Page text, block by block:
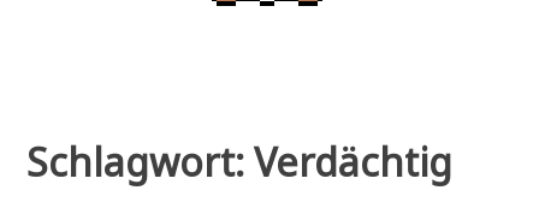
Schlagwort:Verdächtig